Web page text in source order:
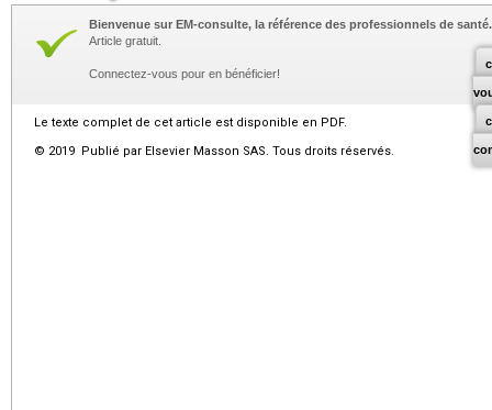
Bienvenue sur EM-consulte, la référence des professionnels de santé.
Article gratuit.
Connectez-vous pour en bénéficier!
Le texte complet de cet article est disponible en PDF.
© 2019 Publié par Elsevier Masson SAS. Tous droits réservés.